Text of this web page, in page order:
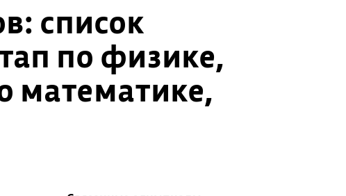
список
по физике,
математике,